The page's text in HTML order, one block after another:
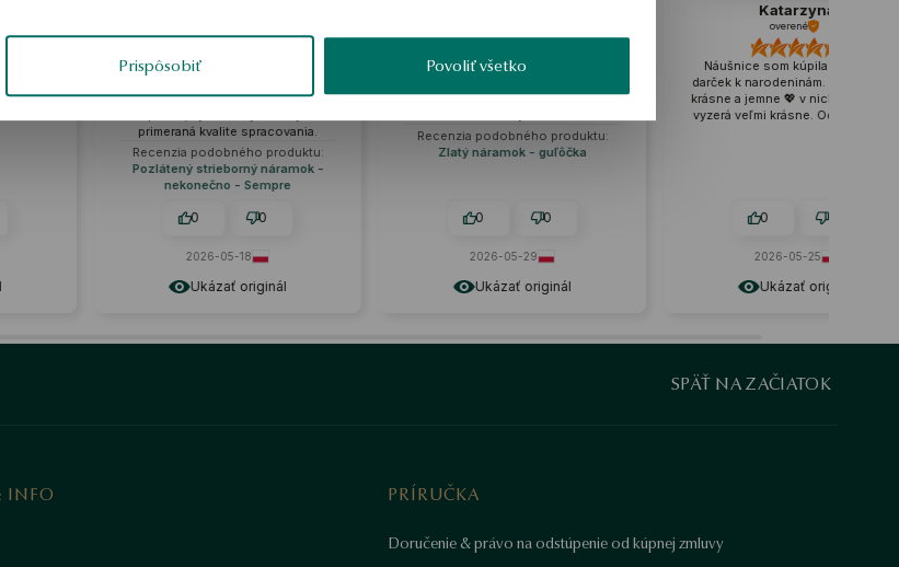
Prispôsobiť Povoliť všetko
Ukázať originál
Super náramok – kombinácia
dotykom. Tkanie je veľmi husté a
primeraná kvalite spracovania.
Recenzia podobného produktu:
Pozlátený strieborný náramok -
nekonečno - Sempre
0 0
2026-05-18
Ukázať originál
Jedinečný náramok, vyzerá skvele.
čistým svedomím, je to šperk už
Recenzia podobného produktu:
Zlatý náramok - guľôčka
0 0
2026-05-29
Ukázať originál
Katarzyna
overené
Náušnice som kúpila dcére ako
darček k narodeninám. Náušnice sú
krásne a jemne 💖 v nich moja dcéra
vyzerá veľmi krásne. Odporúčam 🔥
0 0
2026-05-25
SPÄŤ NA ZAČIATOK
INFO PRÍRUČKA
Doručenie & právo na odstúpenie od kúpnej zmluvy